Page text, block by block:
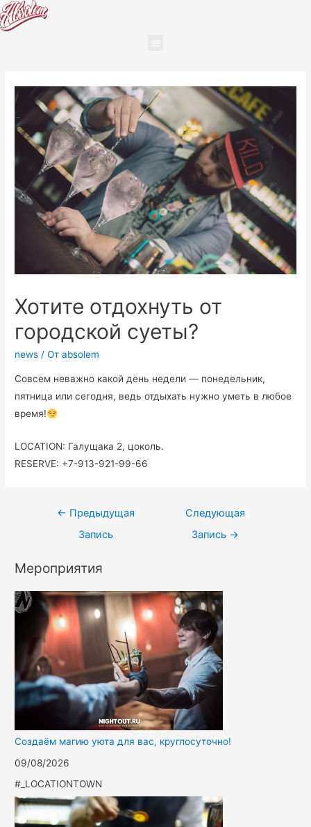
Хотите отдохнуть от
городской суеты?
news / От absolem
Совсем неважно какой день недели — понедельник,
пятница или сегодня, ведь отдыхать нужно уметь в любое
время!
LOCATION: Галущака 2, цоколь.
RESERVE: +7-913-921-99-66
← Предыдущая
Запись
Следующая
Запись →
Мероприятия
Создаём магию уюта для вас, круглосуточно!
09/08/2026
#_LOCATIONTOWN